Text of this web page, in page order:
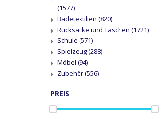
(1577)
Badetextilien (820)
Rucksäcke und Taschen (1721)
Schule (571)
Spielzeug(288)
Möbel (94)
Zubehör(556)
PREIS